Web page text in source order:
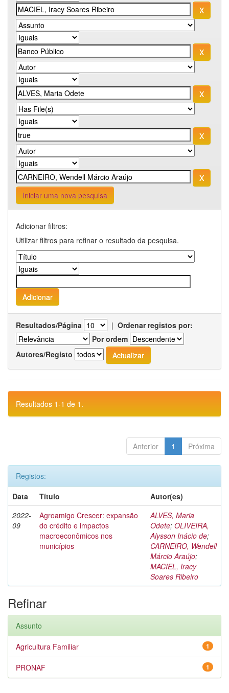
Iniciar uma nova pesquisa
Adicionar filtros:
Utilizar filtros para refinar o resultado da pesquisa.
Resultados/Página | Ordenar registos por:
Por ordem
Autores/Registo
Resultados 1-1 de 1.
Anterior 1 Próxima
Registos:
Data
Título
Autor(es)
2022-
09
Agroamigo Crescer: expansão
do crédito e impactos
macroeconômicos nos
municípios
ALVES, Maria
Odete; OLIVEIRA,
Alysson Inácio de;
CARNEIRO, Wendell
Márcio Araújo;
MACIEL, Iracy
Soares Ribeiro
Refinar
Assunto
1
Agricultura Familiar
1
PRONAF